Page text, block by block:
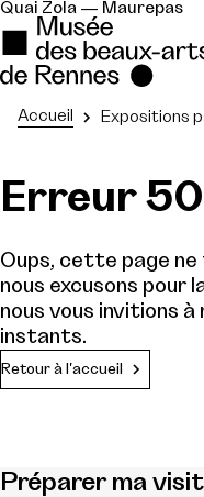
Quai Zola — Maurepas
Accueil Expositions
Erreur
Oups, cette page ne
nous excusons pour
nous vous invitions à
instants.
Retour à l'accueil
Préparer ma